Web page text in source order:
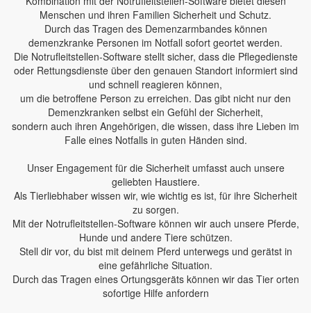
Menschen und ihren Familien Sicherheit und Schutz.
Durch das Tragen des Demenzarmbandes können
demenzkranke Personen im Notfall sofort geortet werden.
Die Notrufleitstellen-Software stellt sicher, dass die Pflegedienste
oder Rettungsdienste über den genauen Standort informiert sind
und schnell reagieren können,
um die betroffene Person zu erreichen. Das gibt nicht nur den
Demenzkranken selbst ein Gefühl der Sicherheit,
sondern auch ihren Angehörigen, die wissen, dass ihre Lieben im
Falle eines Notfalls in guten Händen sind.
Unser Engagement für die Sicherheit umfasst auch unsere
geliebten Haustiere.
Als Tierliebhaber wissen wir, wie wichtig es ist, für ihre Sicherheit
zu sorgen.
Mit der Notrufleitstellen-Software können wir auch unsere Pferde,
Hunde und andere Tiere schützen.
Stell dir vor, du bist mit deinem Pferd unterwegs und gerätst in
eine gefährliche Situation.
Durch das Tragen eines Ortungsgeräts können wir das Tier orten
sofortige Hilfe anfordern